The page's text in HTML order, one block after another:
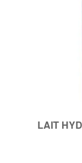
LAIT